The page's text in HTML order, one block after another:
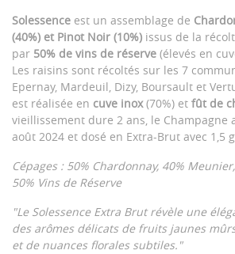
Solessence est un assemblage de
(40%) et Pinot Noir (10%) issus de la
par 50% de vins de réserve (élevés en
Les raisins sont récoltés sur les 7
Epernay, Mardeuil, Dizy, Boursault et
est réalisée en cuve inox(70%) et fût de
vieillissement dure 2 ans, le Champagne
août 2024 et dosé en Extra-Brut avec 1,5
Cépages : 50% Chardonnay, 40%
50% Vins de Réserve
"Le Solessence Extra Brut révèle une
des arômes délicats de fruits jaunes
et de nuances florales subtiles."